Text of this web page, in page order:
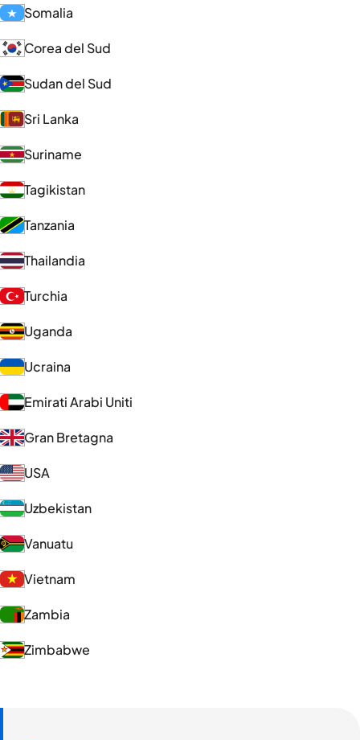
Somalia
Corea del Sud
Sudan del Sud
Sri Lanka
Suriname
Tagikistan
Tanzania
Thailandia
Turchia
Uganda
Ucraina
Emirati Arabi Uniti
Gran Bretagna
USA
Uzbekistan
Vanuatu
Vietnam
Zambia
Zimbabwe